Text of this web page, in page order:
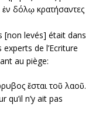
ἐν δόλῳ κρατήσαντες
[non levés] était dans
de l’Ecriture
au piège:
ἔσται τοῦ λαοῦ.
qu’il n’y ait pas